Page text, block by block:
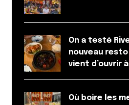
Enregistrer mon nom, mon e-mail
Et bim !
On a testé
nouveau
vient d’ouvrir
Où boire les